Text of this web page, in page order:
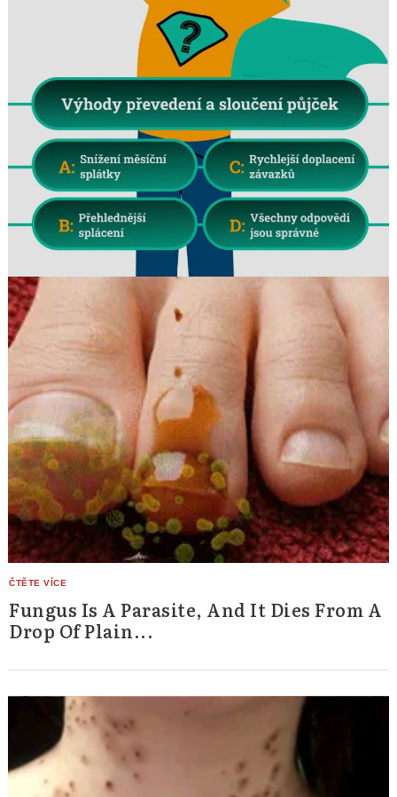
Fungus Is A Parasite, And It Dies From A
Drop Of Plain...